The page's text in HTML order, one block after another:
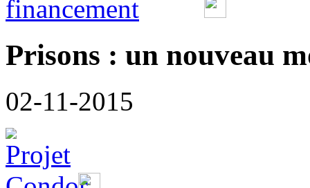
Prisons : un nouveau
02-11-2015